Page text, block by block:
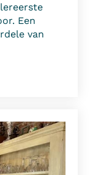
Een
van